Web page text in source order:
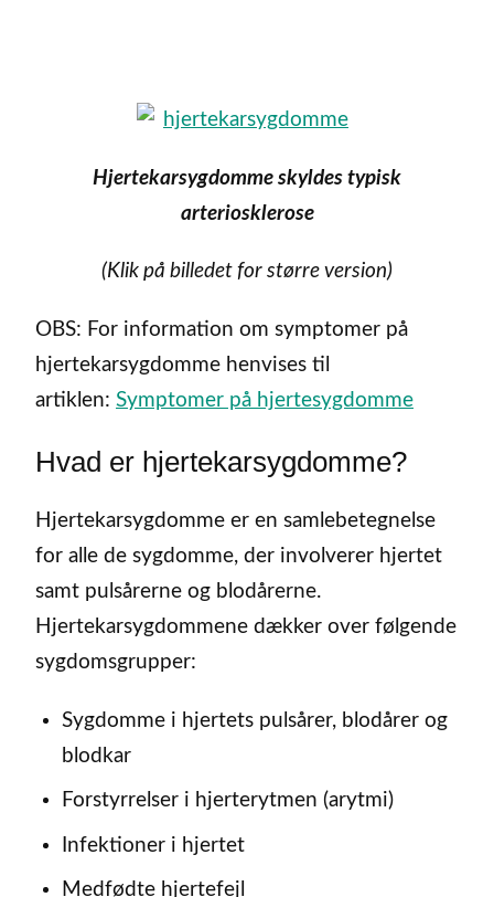
Hjertekarsygdomme skyldes typisk
arteriosklerose
(Klik på billedet for større version)
OBS: For information om symptomer på
hjertekarsygdomme henvises til
artiklen: Symptomer på hjertesygdomme
Hvad er hjertekarsygdomme?
Hjertekarsygdomme er en samlebetegnelse
for alle de sygdomme, der involverer hjertet
samt pulsårerne og blodårerne.
Hjertekarsygdommene dækker over følgende
sygdomsgrupper:
Sygdomme i hjertets pulsårer, blodårer og
blodkar
Forstyrrelser i hjerterytmen (arytmi)
Infektioner i hjertet
Medfødte hjertefejl